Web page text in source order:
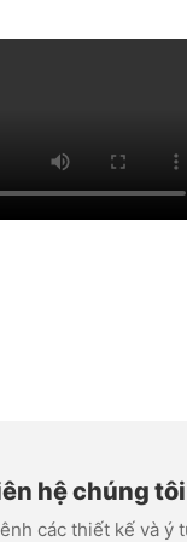
hệ chúng tôi
các thiết kế và ý